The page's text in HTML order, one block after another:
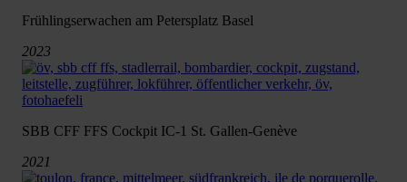
Frühlingserwachen am Petersplatz Basel
2023
SBB CFF FFS Cockpit IC-1 St. Gallen-Genève
2021